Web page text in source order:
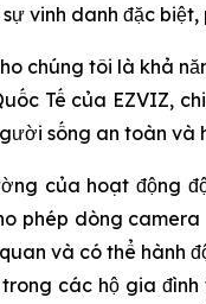
vinh danh đặc
chúng tôi là khả
Tế của EZVIZ,
sống an toàn
của hoạt động
phép dòng
và có thể hành
các hộ gia